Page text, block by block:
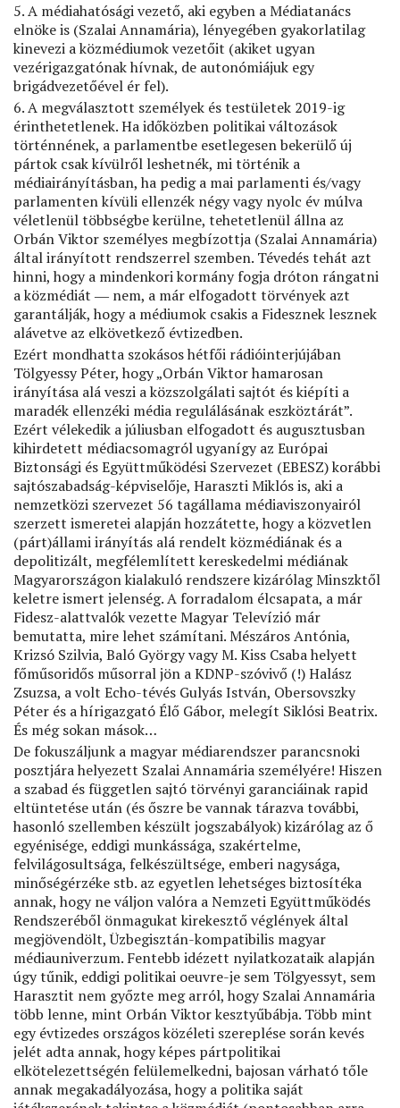
5. A médiahatósági vezető, aki egyben a Médiatanács
elnöke is (Szalai Annamária), lényegében gyakorlatilag
kinevezi a közmédiumok vezetőit (akiket ugyan
vezérigazgatónak hívnak, de autonómiájuk egy
brigádvezetőével ér fel).
6. A megválasztott személyek és testületek 2019-ig
érinthetetlenek. Ha időközben politikai változások
történnének, a parlamentbe esetlegesen bekerülő új
pártok csak kívülről leshetnék, mi történik a
médiairányításban, ha pedig a mai parlamenti és/vagy
parlamenten kívüli ellenzék négy vagy nyolc év múlva
véletlenül többségbe kerülne, tehetetlenül állna az
Orbán Viktor személyes megbízottja (Szalai Annamária)
által irányított rendszerrel szemben. Tévedés tehát azt
hinni, hogy a mindenkori kormány fogja dróton rángatni
a közmédiát ― nem, a már elfogadott törvények azt
garantálják, hogy a médiumok csakis a Fidesznek lesznek
alávetve az elkövetkező évtizedben.
Ezért mondhatta szokásos hétfői rádióinterjújában
Tölgyessy Péter, hogy „Orbán Viktor hamarosan
irányítása alá veszi a közszolgálati sajtót és kiépíti a
maradék ellenzéki média regulálásának eszköztárát”.
Ezért vélekedik a júliusban elfogadott és augusztusban
kihirdetett médiacsomagról ugyanígy az Európai
Biztonsági és Együttműködési Szervezet (EBESZ) korábbi
sajtószabadság-képviselője, Haraszti Miklós is, aki a
nemzetközi szervezet 56 tagállama médiaviszonyairól
szerzett ismeretei alapján hozzátette, hogy a közvetlen
(párt)állami irányítás alá rendelt közmédiának és a
depolitizált, megfélemlített kereskedelmi médiának
Magyarországon kialakuló rendszere kizárólag Minszktől
keletre ismert jelenség. A forradalom élcsapata, a már
Fidesz-alattvalók vezette Magyar Televízió már
bemutatta, mire lehet számítani. Mészáros Antónia,
Krizsó Szilvia, Baló György vagy M. Kiss Csaba helyett
főműsoridős műsorral jön a KDNP-szóvivő (!) Halász
Zsuzsa, a volt Echo-tévés Gulyás István, Obersovszky
Péter és a hírigazgató Élő Gábor, melegít Siklósi Beatrix.
És még sokan mások…
De fokuszáljunk a magyar médiarendszer parancsnoki
posztjára helyezett Szalai Annamária személyére! Hiszen
a szabad és független sajtó törvényi garanciáinak rapid
eltüntetése után (és őszre be vannak tárazva további,
hasonló szellemben készült jogszabályok) kizárólag az ő
egyénisége, eddigi munkássága, szakértelme,
felvilágosultsága, felkészültsége, emberi nagysága,
minőségérzéke stb. az egyetlen lehetséges biztosítéka
annak, hogy ne váljon valóra a Nemzeti Együttműködés
Rendszeréből önmagukat kirekesztő véglények által
megjövendölt, Üzbegisztán-kompatibilis magyar
médiauniverzum. Fentebb idézett nyilatkozataik alapján
úgy tűnik, eddigi politikai oeuvre-je sem Tölgyessyt, sem
Harasztit nem győzte meg arról, hogy Szalai Annamária
több lenne, mint Orbán Viktor kesztyűbábja. Több mint
egy évtizedes országos közéleti szereplése során kevés
jelét adta annak, hogy képes pártpolitikai
elkötelezettségén felülemelkedni, bajosan várható tőle
annak megakadályozása, hogy a politika saját